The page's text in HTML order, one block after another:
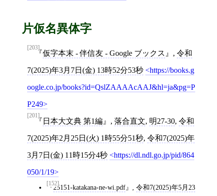
片仮名異体字
[203]
仮字本末 - 伴信友 - Google ブックス , 令和
7(2025)年3月7日(金) 13時52分53秒 https://books.g
oogle.co.jp/books?id=QslZAAAAcAAJ&hl=ja&pg=P
P249
[201]
日本大文典 第1編 , 落合直文, 明27-30, 令和
7(2025)年2月25日(火) 1時55分51秒, 令和7(2025)年
3月7日(金) 11時15分4秒 https://dl.ndl.go.jp/pid/864
050/1/19
[152]25151-katakana-ne-wi.pdf
令和7(2025)年5月23